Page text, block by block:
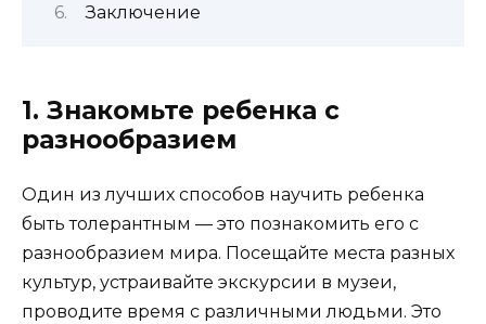
Заключение
1. Знакомьте ребенка с
разнообразием
Один из лучших способов научить ребенка
быть толерантным — это познакомить его с
разнообразием мира. Посещайте места разных
культур, устраивайте экскурсии в музеи,
проводите время с различными людьми. Это